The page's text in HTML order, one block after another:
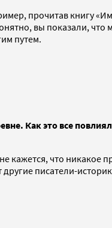
прочитав книгу
вы показали,
путем.
Как это все
кажется, что никакое
писатели-